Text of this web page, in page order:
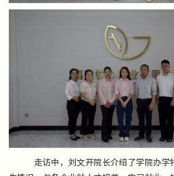
走访中，刘文开院长介绍了学院办